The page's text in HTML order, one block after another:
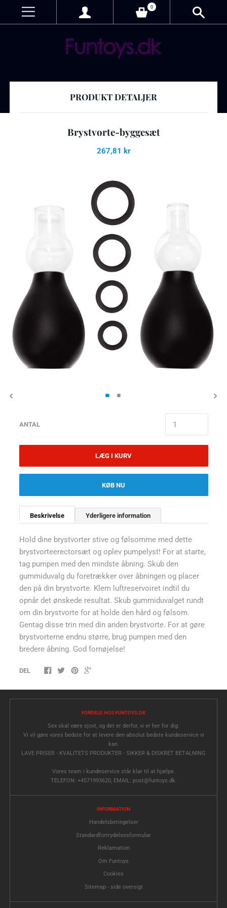
0
PRODUKT DETALJER
Brystvorte-byggesæt
267,81 kr
ANTAL
LÆG I KURV
KØB NU
Beskrivelse Yderligere information
Hold dine brystvorter stive og følsomme med dette
brystvorteerectorsæt og oplev pumpelyst! For at starte,
tag pumpen med den mindste åbning. Skub den
gummiduvalg du foretrækker over åbningen og placer
den på din brystvorte. Klem luftreservoiret indtil du
opnår det ønskede resultat. Skub gummiduvalget rundt
om din brystvorte for at holde den hård og følsom.
Gentag disse trin med din anden brystvorte. For at gøre
brystvorterne endnu større, brug pumpen med den
bredere åbning. God fornøjelse!
DEL
FORDELE HOS FUNTOYS.DK
Sex skal være sjovt, og det er derfor, vi er her for dig.
Vi vil gøre vores bedste for at levere den absolut bedste kundeservice vi
kan.
LAVE PRISER - KVALITETS PRODUKTER - SIKKER & DISKRET BETALNING
Vores team i kundeservice står klar til at hjælpe.
TELEFON: +4571993620, EMAIL: post@funtoys.dk.
INFORMATION
Handelsbetingelser
Standardfortrydelsesformular
Reklamation
Om Funtoys
Cookies
Sitemap - side oversigt